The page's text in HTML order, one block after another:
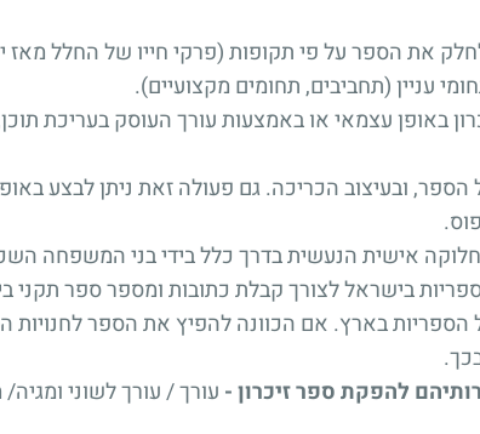
את הספר על פי תקופות (פרקי חייו של החלל מאז
עניין (תחביבים, תחומים מקצועיים).
באופן עצמאי או באמצעות עורך העוסק בעריכת
הספר, ובעיצוב הכריכה. גם פעולה זאת ניתן לבצע
אישית הנעשית בדרך כלל בידי בני המשפחה
בישראל לצורך קבלת כתובות ומספר ספר תקני
בארץ. אם הכוונה להפיץ את הספר לחנויות
להפקת ספר זיכרון - עורך / עורך לשוני